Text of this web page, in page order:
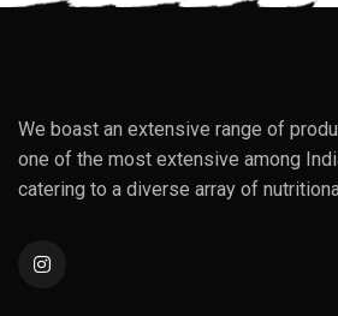
We boast an extensive range of
one of the most extensive among
catering to a diverse array of